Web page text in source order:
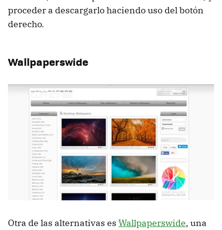
proceder a descargarlo haciendo uso del botón
derecho.
Wallpaperswide
Otra de las alternativas es Wallpaperswide, una